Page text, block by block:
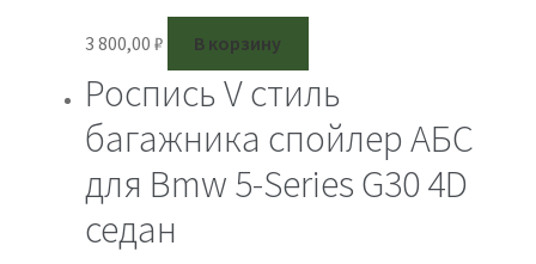
3 800,00 ₽ В корзину
Роспись V стиль
багажника спойлер АБС
для Bmw 5-Series G30 4D
седан